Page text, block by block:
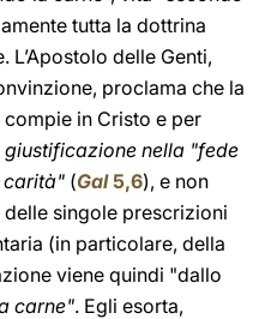
tutta la dottrina
delle Genti,
proclama che la
in Cristo e per
giustificazione nella "fede
carità" (Gal5,6), e non
delle singole prescrizioni
(in particolare, della
viene quindi "dallo
carne". Egli esorta,